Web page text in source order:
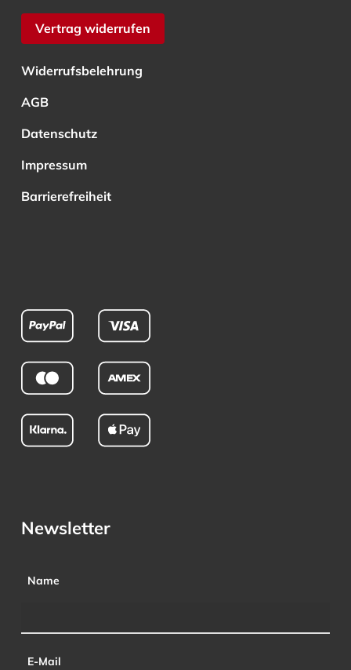
Vertrag widerrufen
Widerrufsbelehrung
AGB
Datenschutz
Impressum
Barrierefreiheit
Newsletter
Name
E-Mail